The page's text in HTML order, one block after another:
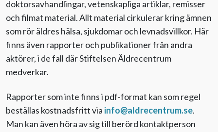
doktorsavhandlingar, vetenskapliga artiklar, remisser
och filmat material. Allt material cirkulerar kring ämnen
som rör äldres hälsa, sjukdomar och levnadsvillkor. Här
finns även rapporter och publikationer från andra
aktörer, i de fall där Stiftelsen Äldrecentrum
medverkar.
Rapporter som inte finns i pdf-format kan som regel
beställas kostnadsfritt via info@aldrecentrum.se.
Man kan även höra av sig till berörd kontaktperson